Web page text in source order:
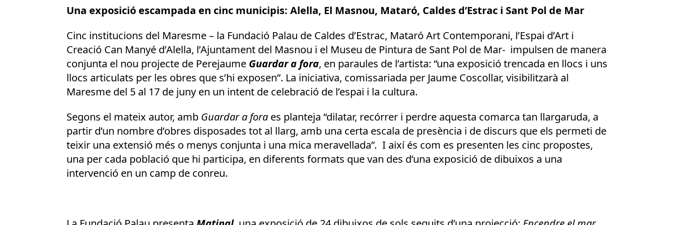
Una exposició escampada en cinc municipis: Alella, El Masnou, Mataró, Caldes d’Estrac i Sant Pol de Mar
Cinc institucions del Maresme – la Fundació Palau de Caldes d’Estrac, Mataró Art Contemporani, l’Espai d’Art i
Creació Can Manyé d’Alella, l’Ajuntament del Masnou i el Museu de Pintura de Sant Pol de Mar- impulsen de manera
conjunta el nou projecte de Perejaume Guardar a fora, en paraules de l’artista: “una exposició trencada en llocs i uns
llocs articulats per les obres que s’hi exposen”. La iniciativa, comissariada per Jaume Coscollar, visibilitzarà al
Maresme del 5 al 17 de juny en un intent de celebració de l’espai i la cultura.
Segons el mateix autor, amb Guardar a fora es planteja “dilatar, recórrer i perdre aquesta comarca tan llargaruda, a
partir d’un nombre d’obres disposades tot al llarg, amb una certa escala de presència i de discurs que els permeti de
teixir una extensió més o menys conjunta i una mica meravellada”. I així és com es presenten les cinc propostes,
una per cada població que hi participa, en diferents formats que van des d’una exposició de dibuixos a una
intervenció en un camp de conreu.